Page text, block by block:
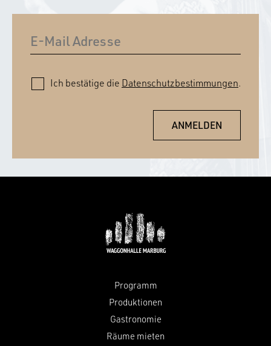
Ich bestätige die Datenschutzbestimmungen.
Programm
Produktionen
Gastronomie
Räume mieten